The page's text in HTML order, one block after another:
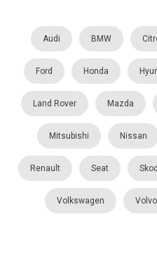
Audi BMW
Ford Honda
Land Rover Mazda
Mitsubishi Nissan
Renault Seat
Volkswagen Volvo